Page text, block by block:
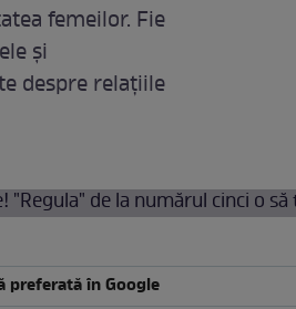
femeilor. Fie
şi
despre relaţiile
preferată în Google